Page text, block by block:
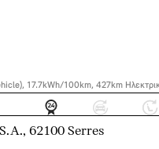
17.7kWh/100km, 427km
62100 Serres